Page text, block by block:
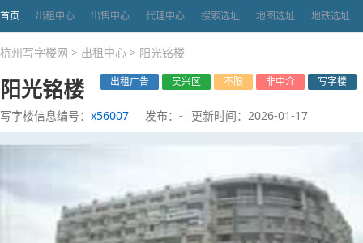
首页 出租中心 出售中心 代理中心 搜索选址 地图选址 地铁选址
杭州写字楼网 > 出租中心 > 阳光铭楼
阳光铭楼 出租广告 吴兴区 不限 非中介 写字楼
写字楼信息编号： x56007 发布：- 更新时间：2026-01-17